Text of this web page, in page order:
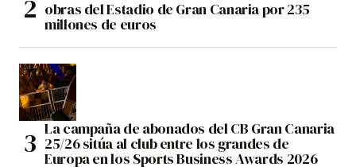
obras del Estadio de Gran Canaria por 235
millones de euros
La campaña de abonados del CB Gran Canaria
25/26 sitúa al club entre los grandes de
Europa en los Sports Business Awards 2026